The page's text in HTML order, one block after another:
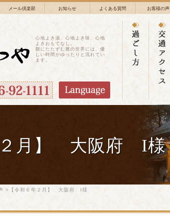
メール倶楽部 お知らせ よくある質問 お客様の声
心地よき湯、心地よき味、心地
よきおもてなし。
鄙にたたずむ雅の世界には、優
しい時間がゆったりと流れてい
ます。
２月】 大阪府 I様
>【令和６年２月】 大阪府 I様